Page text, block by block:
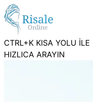
CTRL+K KISA YOLU İLE
HIZLICA ARAYIN